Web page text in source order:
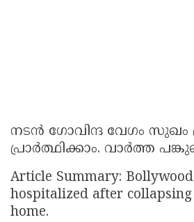
നടൻ ഗോവിന്ദ വേഗം സുഖം
പ്രാർത്ഥിക്കാം. വാർത്ത
Article Summary:
hospitalized after
home.